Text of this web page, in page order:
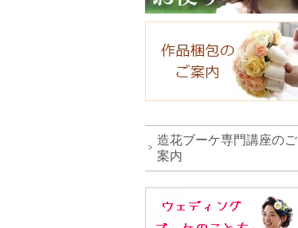
造花ブーケ専門講座のご
案内